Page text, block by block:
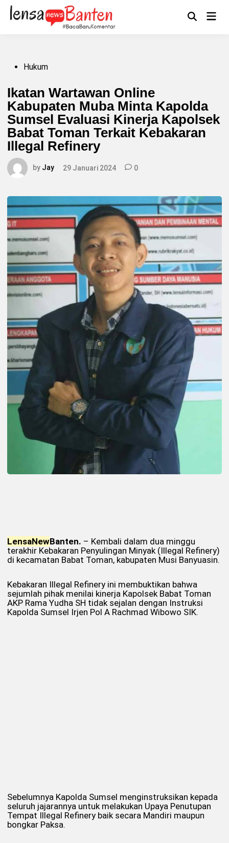
Skip
content
OpenMain
PostedHukum
Ikatan Wartawan Online
Kabupaten Muba Minta Kapolda
Sumsel Evaluasi Kinerja Kapolsek
Babat Toman Terkait Kebakaran
Illegal Refinery
by Jay 29 Januari 2024 0
LensaNewBanten. – Kembali dalam dua minggu
terakhir Kebakaran Penyulingan Minyak (Illegal Refinery)
di kecamatan Babat Toman, kabupaten Musi Banyuasin.
Kebakaran Illegal Refinery ini membuktikan bahwa
sejumlah pihak menilai kinerja Kapolsek Babat Toman
AKP Rama Yudha SH tidak sejalan dengan Instruksi
Kapolda Sumsel Irjen Pol A Rachmad Wibowo SIK.
Sebelumnya Kapolda Sumsel menginstruksikan kepada
seluruh jajarannya untuk melakukan Upaya Penutupan
Tempat Illegal Refinery baik secara Mandiri maupun
bongkar Paksa.